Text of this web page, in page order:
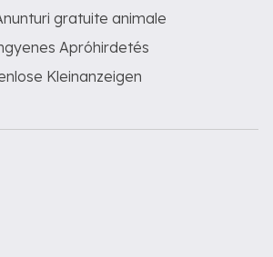
gratuite animale
Apróhirdetés
Kleinanzeigen